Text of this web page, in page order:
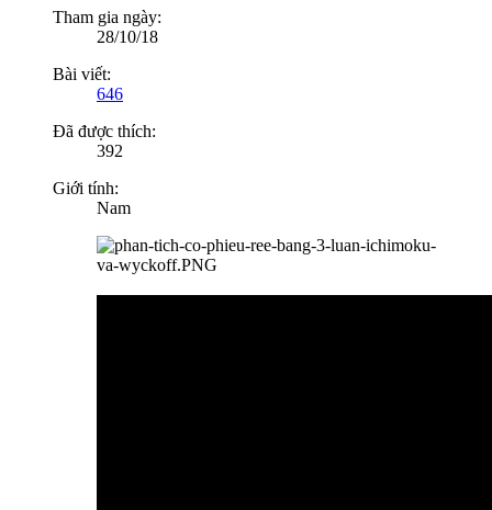
Tham gia ngày:
28/10/18
Bài viết:
646
Đã được thích:
392
Giới tính:
Nam